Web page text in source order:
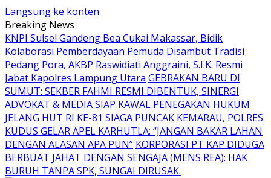
Langsung ke konten
Breaking News
KNPI Sulsel Gandeng Bea Cukai Makassar, Bidik
Kolaborasi Pemberdayaan Pemuda Disambut Tradisi
Pedang Pora, AKBP Raswidiati Anggraini, S.I.K. Resmi
Jabat Kapolres Lampung Utara GEBRAKAN BARU DI
SUMUT: SEKBER FAHMI RESMI DIBENTUK, SINERGI
ADVOKAT & MEDIA SIAP KAWAL PENEGAKAN HUKUM
JELANG HUT RI KE-81 SIAGA PUNCAK KEMARAU, POLRES
KUDUS GELAR APEL KARHUTLA: “JANGAN BAKAR LAHAN
DENGAN ALASAN APA PUN” KORPORASI PT KAP DIDUGA
BERBUAT JAHAT DENGAN SENGAJA (MENS REA): HAK
BURUH TANPA SPK, SUNGAI DIRUSAK.